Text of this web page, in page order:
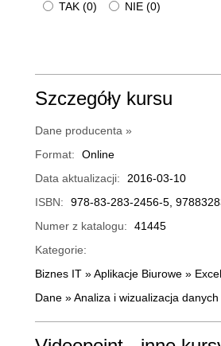
TAK (0) NIE (0)
Szczegóły kursu
Dane producenta »
Format:
Online
Data aktualizacji:
2016-03-10
ISBN:
978-83-283-2456-5,
Numer z katalogu:
41445
Kategorie:
Biznes IT »Aplikacje Biurowe » Excel
Dane »Analiza i wizualizacja danych